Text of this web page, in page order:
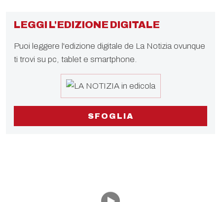
LEGGI L'EDIZIONE DIGITALE
Puoi leggere l'edizione digitale de La Notizia ovunque
ti trovi su pc, tablet e smartphone.
SFOGLIA